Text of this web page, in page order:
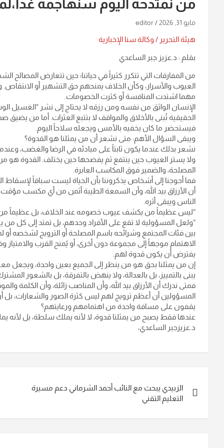
من نمتدحه اليوم سنهاجمه
مايو 31, 2026 editor
هيئة التحرير / وكالة سنا الإخبارية
بقلم : د.عزيز جبر الساعدي
من المفارقات التي تتكرر كثيراً في حياتنا؛ حين تتعارض
العيوب والأسرار، وكأن الخلاف يمنحهم حق التشهير أو الانتقاص.
مهما اشتدت المنافسة أو كثرت الخصومات.
الإنسان الواثق من نفسه ومن رزقه لا يحتاج إلى نشر “الغسيل
الحقيقية تُبنى بالأخلاق والمواقف لا بتتبع العثرات. أما من
فيستحضر ما كان يخفيه بالأمس ويجعله سلاحاً اليوم.
ويبقى السؤال الأهم: متى نشعر أن من يمثلنا هو القدوة؟
نشعر بذلك عندما يكون ثابتاً على مبادئه في الرضا والغضب،
ولا يستر العيوب حين ينتفع ثم يفضحها حين يختلف. القدوة
المصلحة، والضمير فوق المكاسب العابرة.
فما أحوجنا إلى أشخاص يذكروننا بأن الحياة ليست سباقاً لإسقاط
أن الأرزاق بيد الله، وأن السمعة الطيبة أثمن من أي مكسب
الناس ويبقى أثره.
“ليس عظيماً من يكشف عيوب خصومه عند الخلاف، بل عظيماً
“ولعل المسؤولية لا تقع على الأفراد وحدهم، بل تمتد إلى كل
بين فئات المجتمع وشرائحه باسم المصلحة أو الترويج لشخصه
الاهتمام موجهاً إلى مجموعة دون أخرى، أو يُمنح القرب
يفترض أن يكون قدوة لهم.
إن من يمثلنا بحق هو من ينظر إلى الجميع بعين واحدة، ويجعل معيار
يبنى بالتمييز، بل بالعدالة، ولا ينهض بالتفرقة، بل بالشعور
فمتى ندرك أن الأرزاق بيد الله، وأن المناصب زائلة، وأن الكلمة
المسؤولين أن أعظم ترويج لهم ليس كثرة الصور والشعارات، بل
يقفون على مسافة واحدة من اهتمامهم ورعايتهم؟
عندها فقط يصبح من يمثلنا قدوة، لا لأنه يملك سلطة، بل لأنه
د.عزيزجبر الساعدي،
المقالات
الزبيدي يبحث مع النائب أحمد الشرماني دعم مسيرة
التعليم التقني